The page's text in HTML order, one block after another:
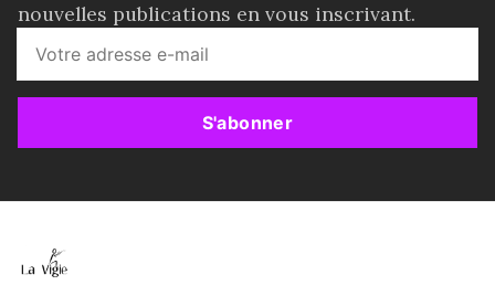
nouvelles publications en vous inscrivant.
S'abonner